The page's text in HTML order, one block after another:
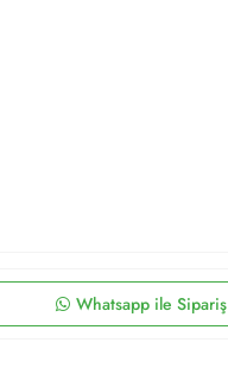
Whatsapp ile Sipariş